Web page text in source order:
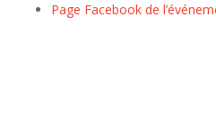
Page Facebook de